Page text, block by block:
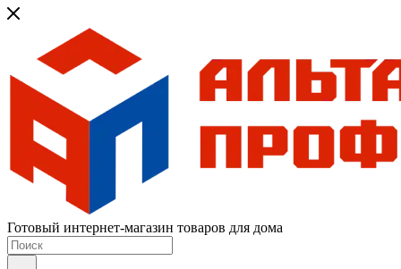
Готовый интернет-магазин товаров для дома